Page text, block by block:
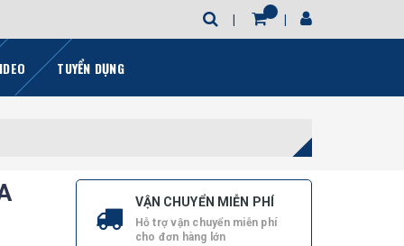
TUYỂN DỤNG
VẬN CHUYỂN MIỄN PHÍ
Hỗ trợ vận chuyển miễn phí
cho đơn hàng lớn